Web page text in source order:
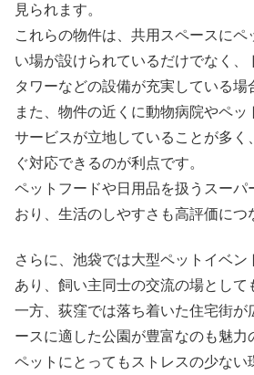
見られます。
これらの物件は、共用スペースに
い場が設けられているだけでなく、
タワーなどの設備が充実している場
また、物件の近くに動物病院やペ
サービスが立地していることが多く
ぐ対応できるのが利点です。
ペットフードや日用品を扱うスーパ
おり、生活のしやすさも高評価につ
さらに、池袋では大型ペットイベ
あり、飼い主同士の交流の場として
一方、荻窪では落ち着いた住宅街が
ースに適した公園が豊富なのも魅力
ペットにとってもストレスの少ない